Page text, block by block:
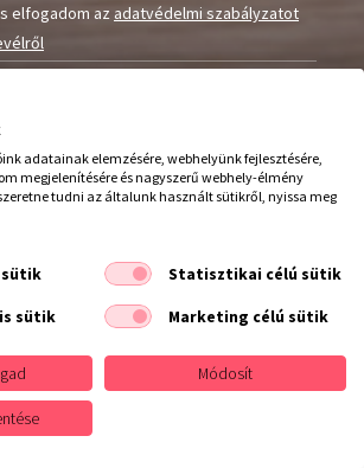
elfogadom az adatvédelmi szabályzatot
adatainak elemzésére, webhelyünk fejlesztésére,
megjelenítésére és nagyszerű webhely-élmény
tudni az általunk használt sütikről, nyissa meg
sütik
Statisztikai célú sütik
sütik
Marketing célú sütik
Módosít